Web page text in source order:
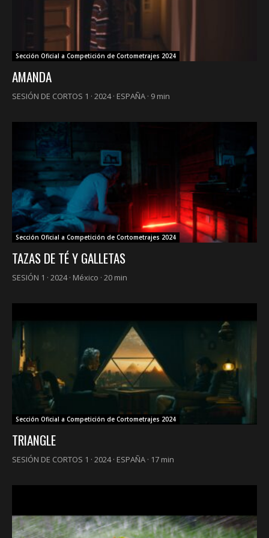
Sección Oficial a Competición de Cortometrajes 2024
AMANDA
SESIÓN DE CORTOS 1 · 2024 · ESPAÑA · 9 min
Sección Oficial a Competición de Cortometrajes 2024
TAZAS DE TÉ Y GALLETAS
SESIÓN 1 · 2024 · México · 20 min
Sección Oficial a Competición de Cortometrajes 2024
TRIANGLE
SESIÓN DE CORTOS 1 · 2024 · ESPAÑA · 17 min